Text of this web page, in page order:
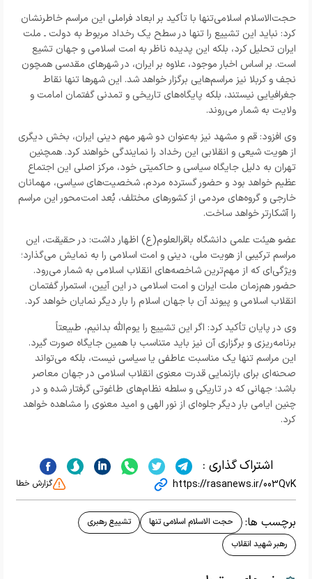
حجت‌الاسلام اسلامی‌تنها با تأکید بر ابعاد فراملی این مراسم خاطرنشان
کرد: نباید این تشییع را تنها در سطح یک رخداد مربوط به دولت ـ ملت
ایران تحلیل کرد، بلکه این پدیده ناظر به امت اسلامی و جهان تشیع
است. بر اساس اخبار موجود، علاوه بر ایران، در شهرهای مقدسی همچون
نجف و کربلا نیز مراسم‌هایی برگزار خواهد شد. این شهرها تنها نقاط
جغرافیایی نیستند، بلکه پایگاه‌های تاریخی و تمدنی گفتمان امامت و
ولایت به شمار می‌روند.
وی افزود: قم و مشهد نیز به‌عنوان دو شهر مهم دینی ایران، بخش دیگری
از هویت شیعی و انقلابی این رخداد را نمایندگی خواهند کرد. همچنین
تهران به دلیل جایگاه سیاسی و حاکمیتی خود، مرکز اصلی این اجتماع
عظیم خواهد بود و حضور گسترده مردم، شخصیت‌های سیاسی، مهمانان
خارجی و گروه‌های مردمی از کشورهای مختلف، بُعد امت‌محور این مراسم
را آشکارتر خواهد ساخت.
عضو هیئت علمی دانشگاه باقرالعلوم(ع) اظهار داشت: در حقیقت، این
مراسم ترکیبی از هویت ملی، دینی و امت اسلامی را به نمایش می‌گذارد؛
ویژگی‌ای که از مهم‌ترین شاخصه‌های انقلاب اسلامی به شمار می‌رود.
حضور هم‌زمان ملت ایران و امت اسلامی در این آیین، استمرار گفتمان
انقلاب اسلامی و پیوند آن با جهان اسلام را بار دیگر نمایان خواهد کرد.
وی در پایان تأکید کرد: اگر این تشییع را یوم‌الله بدانیم، طبیعتاً
برنامه‌ریزی و برگزاری آن نیز باید متناسب با همین جایگاه صورت گیرد.
این مراسم تنها یک مناسبت عاطفی یا سیاسی نیست، بلکه می‌تواند
صحنه‌ای برای بازنمایی قدرت معنوی انقلاب اسلامی در جهان معاصر
باشد؛ جهانی که در تاریکی و سلطه نظام‌های طاغوتی گرفتار شده و در
چنین ایامی بار دیگر جلوه‌ای از نور الهی و امید معنوی را مشاهده خواهد
کرد.
اشتراک گذاری :
https://rasanews.ir/003QvK گزارش خطا
برچسب ها: حجت الاسلام اسلامی تنها
تشییع رهبری
رهبر شهید انقلاب